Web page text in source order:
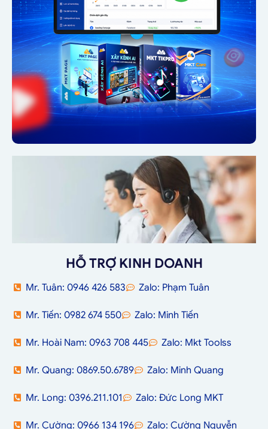
HỖ TRỢ KINH DOANH
Mr. Tuân: 0946 426 583 Zalo: Phạm Tuân
Mr. Tiến: 0982 674 550 Zalo: Minh Tiến
Mr. Hoài Nam: 0963 708 445 Zalo: Mkt Toolss
Mr. Quang: 0869.50.6789 Zalo: Minh Quang
Mr. Long: 0396.211.101 Zalo: Đức Long MKT
Mr. Cường: 0966 134 196 Zalo: Cường Nguyễn